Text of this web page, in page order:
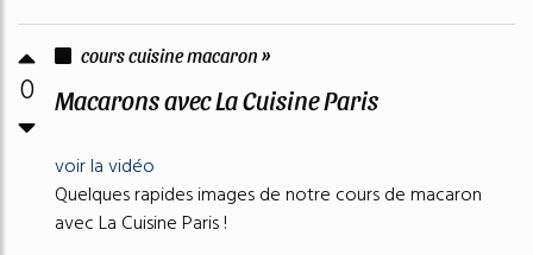
0
cours cuisine macaron »
Macarons avec La Cuisine Paris
voir la vidéo
Quelques rapides images de notre cours de macaron
avec La Cuisine Paris !